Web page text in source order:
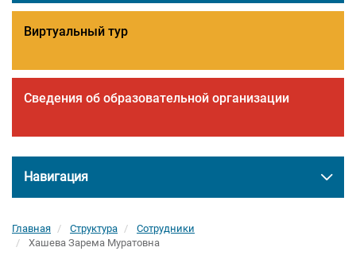
Виртуальный тур
Сведения об образовательной организации
Навигация
Главная Структура
Сотрудники
Хашева Зарема Муратовна